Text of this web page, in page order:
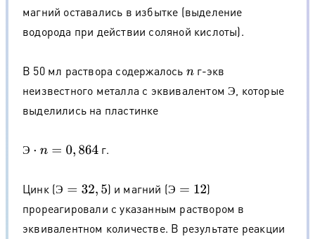
магний оставались в избытке (выделение
водорода при действии соляной кислоты).
В 50 мл раствора содержалось n г-экв
неизвестного металла с эквивалентомЭ
Э , которые
выделились на пластинке
Э
Э n =0 ,864 г.
Цинк (Э
Э =32 ,5 ) и магний (Э
Э =12
)
прореагировали с указанным раствором в
эквивалентном количестве. В результате реакции